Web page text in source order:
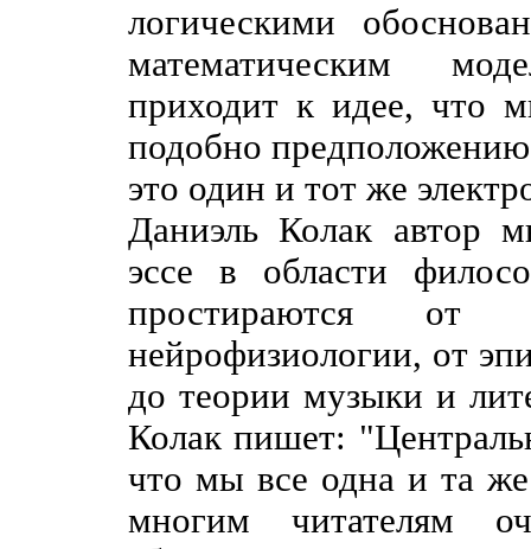
логическими
математическим
приходит к идее, что
подобно
это один и тот же
Даниэль Колак автор
эссе в области
простираются от
нейрофизиологии, от
до теории музыки и
Колак пишет: "
что мы все одна и та
многим читателям